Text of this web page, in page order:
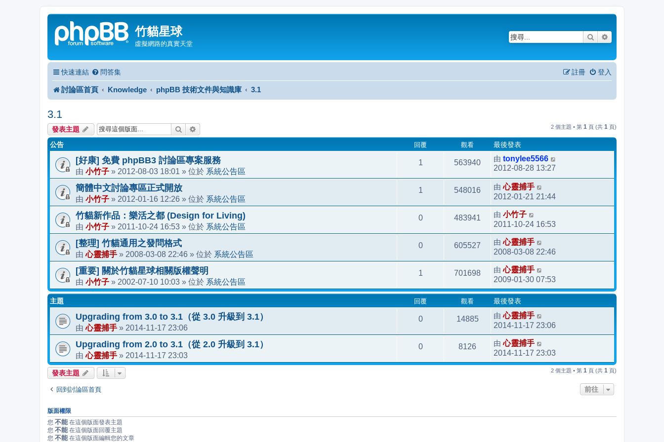
竹貓星球
虛擬網路的真實天堂
搜尋
快速連結 問答集 登入
註冊
討論區首頁 Knowledge phpBB 技術文件與知識庫 3.1
3.1
發表主題 搜尋 2 個主題 • 第 1 頁 (共 1 頁)
公告 回覆 觀看 最後發表
[好康] 免費 phpBB3 討論區專案服務
由 小竹子 » 2012-08-03 18:01 » 位於 系統公告區
1 563940 由 tonylee5566
2012-08-28 13:27
簡體中文討論專區正式開放
由 小竹子 » 2012-01-16 12:26 » 位於 系統公告區
1 548016 由心靈捕手
2012-01-21 21:44
竹貓新作品：樂活之都 (Design for Living)
由 小竹子 » 2011-10-24 16:53 » 位於 系統公告區
0 483941 由 小竹子
2011-10-24 16:53
[整理] 竹貓通用之發問格式
由心靈捕手 » 2008-03-08 22:46 » 位於 系統公告區
0 605527 由心靈捕手
2008-03-08 22:46
[重要] 關於竹貓星球相關版權聲明
由 小竹子 » 2002-07-10 10:03 » 位於 系統公告區
1 701698 由心靈捕手
2009-01-30 07:53
主題 回覆 觀看 最後發表
Upgrading from 3.0 to 3.1（從 3.0 升級到 3.1）
由心靈捕手 » 2014-11-17 23:06
0 14885 由心靈捕手
2014-11-17 23:06
Upgrading from 2.0 to 3.1（從 2.0 升級到 3.1）
由心靈捕手 » 2014-11-17 23:03
0 8126 由心靈捕手
2014-11-17 23:03
發表主題 2 個主題 • 第 1 頁 (共 1 頁)
回到討論區首頁 前往
版面權限
您 不能 在這個版面發表主題
您 不能 在這個版面回覆主題
您 不能 在這個版面編輯您的文章